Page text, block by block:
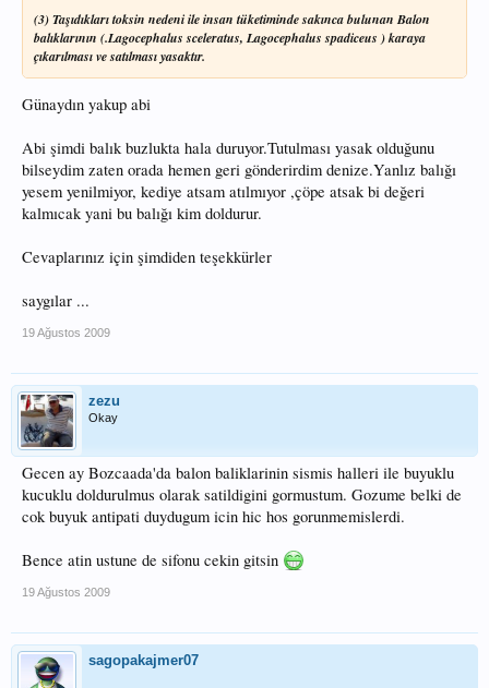
(3) Taşıdıkları toksin nedeni ile insan tüketiminde sakınca bulunan Balon
balıklarının (.Lagocephalus sceleratus, Lagocephalus spadiceus ) karaya
çıkarılması ve satılması yasaktır.
Günaydın yakup abi
Abi şimdi balık buzlukta hala duruyor.Tutulması yasak olduğunu
bilseydim zaten orada hemen geri gönderirdim denize.Yanlız balığı
yesem yenilmiyor, kediye atsam atılmıyor ,çöpe atsak bi değeri
kalmıcak yani bu balığı kim doldurur.
Cevaplarınız için şimdiden teşekkürler
saygılar ...
19 Ağustos 2009
zezu
Okay
Gecen ay Bozcaada'da balon baliklarinin sismis halleri ile buyuklu
kucuklu doldurulmus olarak satildigini gormustum. Gozume belki de
cok buyuk antipati duydugum icin hic hos gorunmemislerdi.
Bence atin ustune de sifonu cekin gitsin
19 Ağustos 2009
sagopakajmer07